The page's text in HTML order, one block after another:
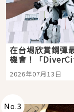
在台場欣賞鋼彈
機會！「
Tokyo Plaza」
購物、美食及夜景
2026年07月13日
No.3